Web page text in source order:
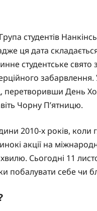
студентів
ця дата
студентське свято
забарвлення.
перетворивши День
Чорну П’ятницю.
2010-х років, коли
акції на
Сьогодні 11
побалувати себе чи